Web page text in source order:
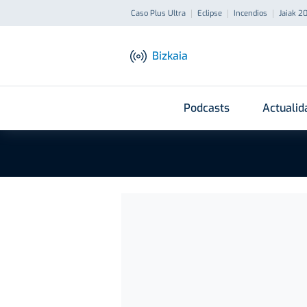
Caso Plus Ultra Eclipse Incendios Jaiak
Bizkaia
Podcasts